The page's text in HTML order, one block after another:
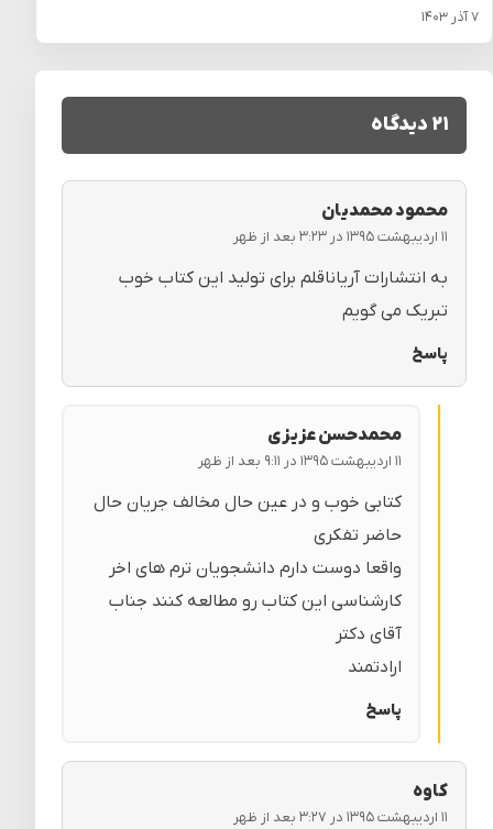
۷ آذر ۱۴۰۳
۲۱ دیدگاه
محمود محمدیان
۱۱ اردیبهشت ۱۳۹۵ در ۳:۲۳ بعد از ظهر
به انتشارات آریاناقلم برای تولید این کتاب خوب
تبریک می گویم
پاسخ
محمدحسن عزیزی
۱۱ اردیبهشت ۱۳۹۵ در ۹:۱۱ بعد از ظهر
کتابی خوب و در عین حال مخالف جریان حال
حاضر تفکری
واقعا دوست دارم دانشجویان ترم های اخر
کارشناسی این کتاب رو مطالعه کنند جناب
آقای دکتر
ارادتمند
پاسخ
کاوه
۱۱ اردیبهشت ۱۳۹۵ در ۳:۲۷ بعد از ظهر